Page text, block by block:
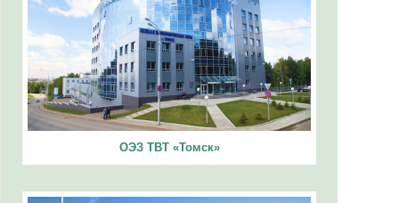
ОЭЗ ТВТ «Томск»